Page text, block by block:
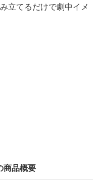
立てるだけで劇中イメ
商品概要